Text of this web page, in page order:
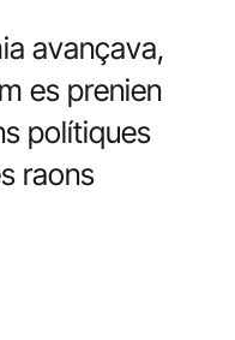
avançava,
es prenien
polítiques
raons